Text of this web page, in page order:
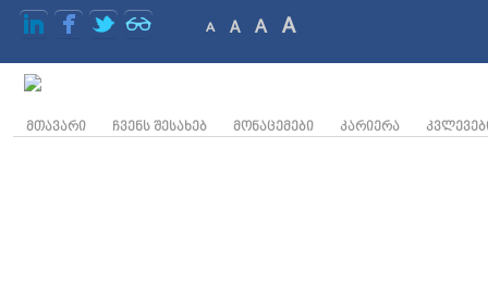
A A A A
ᲛᲗᲐᲕᲐᲠᲘ ᲩᲕᲔᲜᲡ ᲨᲔᲡᲐᲮᲔᲑ ᲛᲝᲜᲐᲪᲔᲛᲔᲑᲘ ᲙᲐᲠᲘᲔᲠᲐ